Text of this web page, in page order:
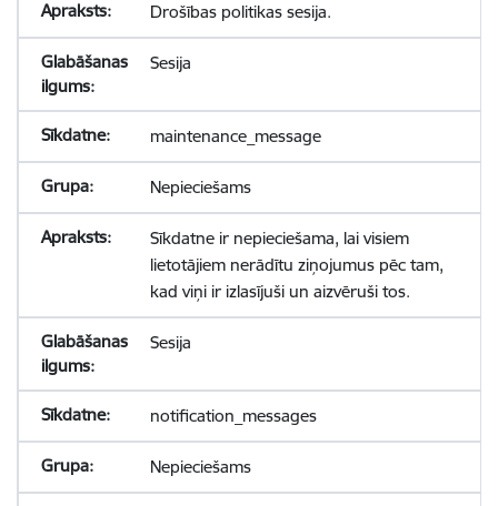
Drošības politikas sesija.
Sesija
maintenance_message
Nepieciešams
Sīkdatne ir nepieciešama, lai visiem
lietotājiem nerādītu ziņojumus pēc tam,
kad viņi ir izlasījuši un aizvēruši tos.
Sesija
notification_messages
Nepieciešams